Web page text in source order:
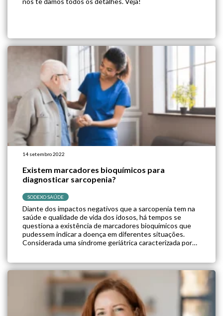
14 setembro 2022
Existem marcadores bioquímicos para
diagnosticar sarcopenia?
SODEXO SAÚDE
Diante dos impactos negativos que a sarcopenia tem na
saúde e qualidade de vida dos idosos, há tempos se
questiona a existência de marcadores bioquímicos que
pudessem indicar a doença em diferentes situações.
Considerada uma síndrome geriátrica caracterizada por
[…]